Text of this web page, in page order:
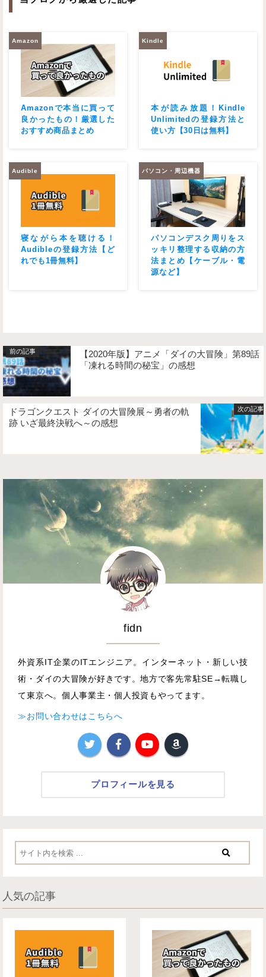
Amazon
Amazonで本当に買って
良かったもの！厳選した
おすすめ商品まとめ
Kindle
本が読み放題！Kindle
Unlimitedの登録方法と
使い方【30日は無料】
Audible
寝ながら本を聴ける！
Audibleの登録方法【ど
れでも1冊無料】
パソコン・周辺機器
パソコンデスク周りをス
ッキリ整理する収納の方
法まとめ【ケーブル・電
源など】
【2020年版】アニメ「ダイの大冒険」第89話
「凍れる時間の秘宝」の感想
ドラゴンクエスト ダイの大冒険展～勇者の軌
跡 いざ最終決戦へ～の感想
fidn
外資系IT企業のITエンジニア。インターネット・新しい技
術・ダイの大冒険が好きです。地方で客先常駐SE→転職し
て東京へ。個人事業主・個人投資もやってます。
≫お問い合わせはこちらへ
プロフィールを見る
人気の記事